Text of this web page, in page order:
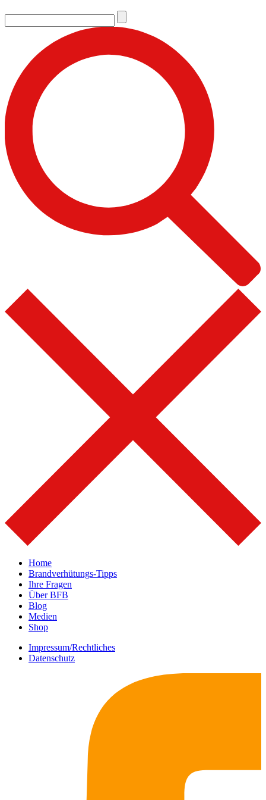
Home
Brandverhütungs-Tipps
Ihre Fragen
Über BFB
Blog
Medien
Shop
Impressum/Rechtliches
Datenschutz